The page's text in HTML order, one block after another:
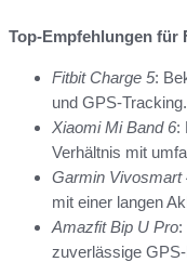
Top-Empfehlungen für
Fitbit Charge 5:
und GPS-Tracking.
Xiaomi Mi Band 6:
Verhältnis mit
Garmin Vivosmart
mit einer langen
Amazfit Bip U Pro:
zuverlässige